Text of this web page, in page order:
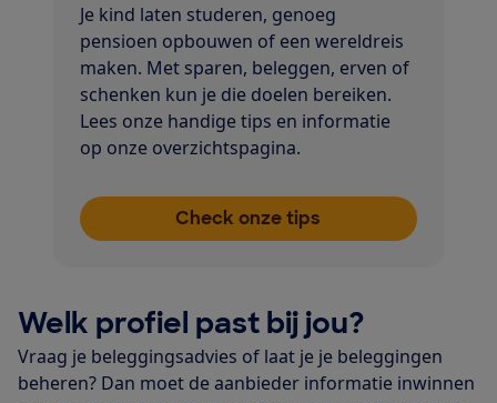
Je kind laten studeren, genoeg
pensioen opbouwen of een wereldreis
maken. Met sparen, beleggen, erven of
schenken kun je die doelen bereiken.
Lees onze handige tips en informatie
op onze overzichtspagina.
Check onze tips
Welk profiel past bij jou?
Vraag je beleggingsadvies of laat je je beleggingen
beheren? Dan moet de aanbieder informatie inwinnen